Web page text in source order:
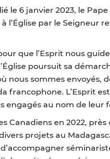
le 6 janvier 2023, le
l’Église par le Seigneur
que l’Esprit nous
poursuit sa
nous sommes envoyés,
francophone. L’Esprit
engagés au nom de leur
Canadiens en 2022,
projets au